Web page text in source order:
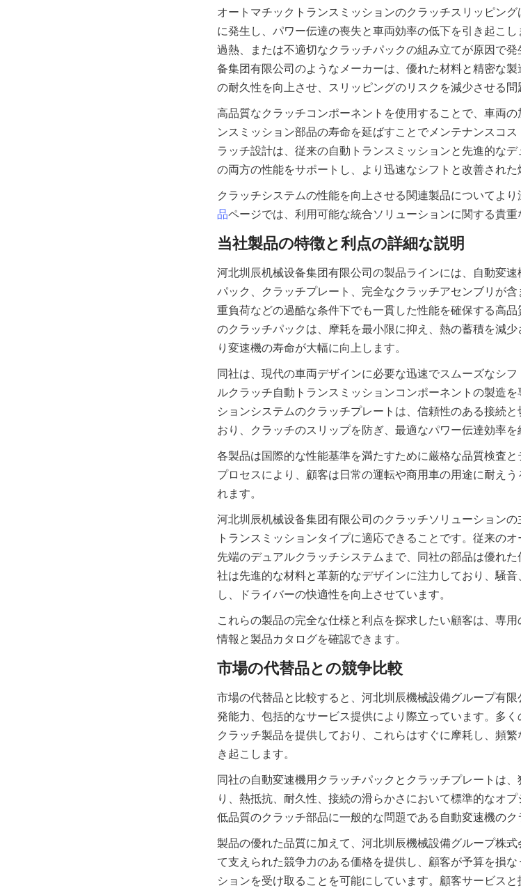
オートマチックトランスミッションのクラッチスリッピン
に発生し、パワー伝達の喪失と車両効率の低下を引き起こし
過熱、または不適切なクラッチパックの組み立てが原因で
备集团有限公司のようなメーカーは、優れた材料と精密な
の耐久性を向上させ、スリッピングのリスクを減少させる問
高品質なクラッチコンポーネントを使用することで、車両
ンスミッション部品の寿命を延ばすことでメンテナンスコ
ラッチ設計は、従来の自動トランスミッションと先進的な
クラッチシステムの性能を向上させる関連製品についてよ
品
河北圳辰机械设备集团有限公司の製品ラインには、自動変
パック、クラッチプレート、完全なクラッチアセンブリが
重負荷などの過酷な条件下でも一貫した性能を確保する高
のクラッチパックは、摩耗を最小限に抑え、熱の蓄積を減
同社は、現代の車両デザインに必要な迅速でスムーズなシ
ルクラッチ自動トランスミッションコンポーネントの製造
ションシステムのクラッチプレートは、信頼性のある接続
各製品は国際的な性能基準を満たすために厳格な品質検査
プロセスにより、顧客は日常の運転や商用車の用途に耐え
河北圳辰机械设备集团有限公司のクラッチソリューション
トランスミッションタイプに適応できることです。従来の
先端のデュアルクラッチシステムまで、同社の部品は優れ
社は先進的な材料と革新的なデザインに注力しており、騒
これらの製品の完全な仕様と利点を探求したい顧客は、専用
市場の代替品と比較すると、河北圳辰機械設備グループ有
発能力、包括的なサービス提供により際立っています。多
クラッチ製品を提供しており、これらはすぐに摩耗し、頻
同社の自動変速機用クラッチパックとクラッチプレートは
り、熱抵抗、耐久性、接続の滑らかさにおいて標準的なオ
製品の優れた品質に加えて、河北圳辰機械設備グループ株
て支えられた競争力のある価格を提供し、顧客が予算を損
ションを受け取ることを可能にしています。顧客サービス